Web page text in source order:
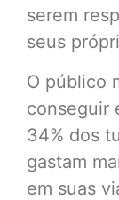
serem
seus
O público
conseguir
34% dos
gastam
em suas